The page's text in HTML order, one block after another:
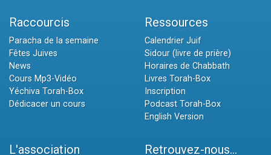
Raccourcis
Paracha de la semaine
Fêtes Juives
News
Cours Mp3-Vidéo
Yéchiva Torah-Box
Dédicacer un cours
Ressources
Calendrier Juif
Sidour (livre de prière)
Horaires de Chabbath
Livres Torah-Box
Inscription
Podcast Torah-Box
English Version
L'association Retrouvez-nous...